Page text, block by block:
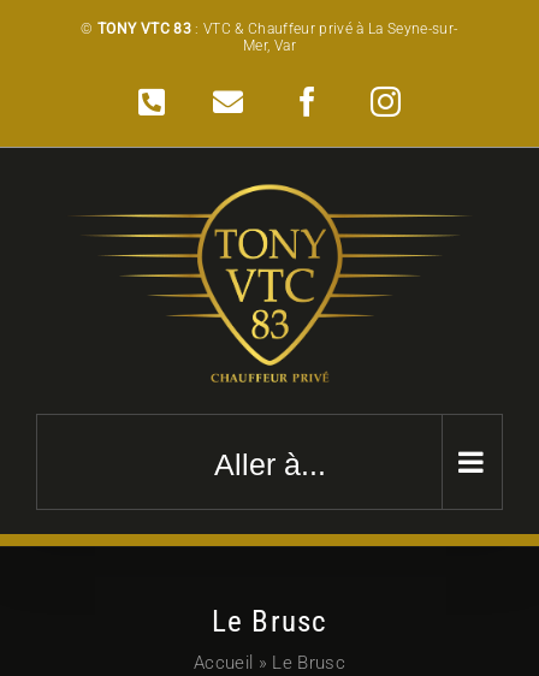
©TONY VTC 83: VTC & Chauffeur privé à La Seyne-sur-
Mer, Var
Téléphone
Email FacebookInstagram
Aller à...
Le Brusc
Accueil » Le Brusc